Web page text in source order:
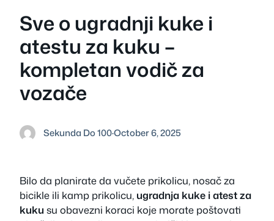
Sve o ugradnji kuke i
atestu za kuku –
kompletan vodič za
vozače
Sekunda Do 100·October 6, 2025
Bilo da planirate da vučete prikolicu, nosač za
bicikle ili kamp prikolicu, ugradnja kuke i atest za
kuku su obavezni koraci koje morate poštovati